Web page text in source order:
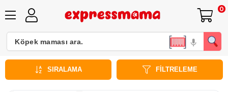
0
Royal Canin
FILTRELEME
SIRALAMA